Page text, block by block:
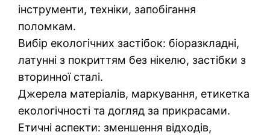
інструменти, техніки, запобігання
поломкам.
Вибір екологічних застібок: біоразкладні,
латунні з покриттям без нікелю, застібки з
вторинної сталі.
Джерела матеріалів, маркування, етикетка
екологічності та догляд за прикрасами.
Етичні аспекти: зменшення відходів,